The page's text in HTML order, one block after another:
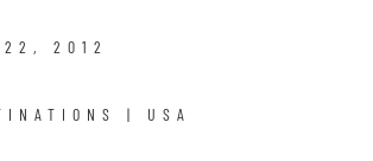
22, 2012
| USA